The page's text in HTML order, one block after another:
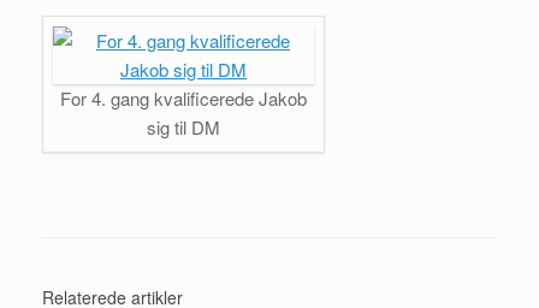
For 4. gang kvalificerede Jakob
sig til DM
Relaterede artikler